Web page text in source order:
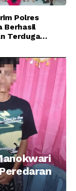
Polres
Berhasil
Terduga
Senjata